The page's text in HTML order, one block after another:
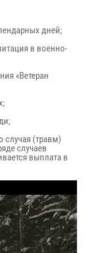
дней;
в военно-
«Ветеран
случая (травм)
случаев
выплата в